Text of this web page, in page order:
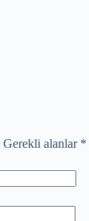
Gerekli alanlar *